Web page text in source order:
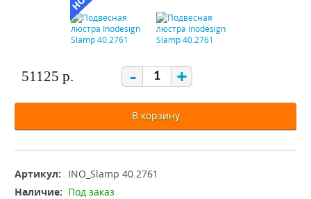
51125 р. - +
В корзину
Артикул:
INO_Slamp 40.2761
Наличие: Под заказ